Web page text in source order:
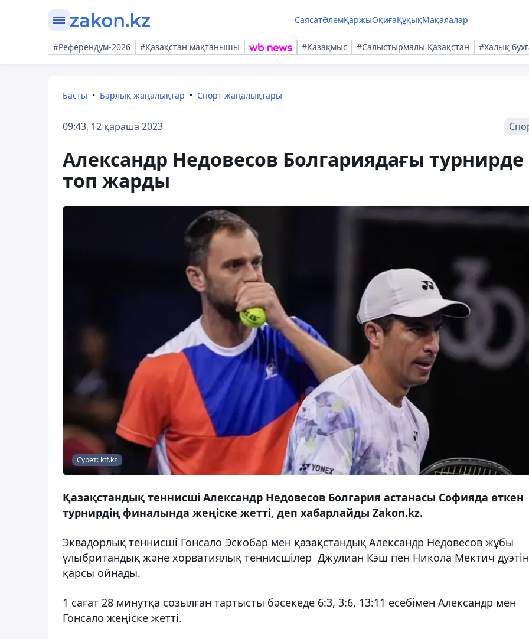
СаясатӘлемҚаржыОқиғаҚұқықМақалалар
#Референдум-2026 #Қазақстан мақтанышы #Қазақмыс #Салыстырмалы Қазақстан #Халық
Басты Барлық жаңалықтар Спорт жаңалықтары
09:43, 12 қараша 2023
Александр Недовесов Болгариядағы турнирде
топ жарды
Сурет: ktf.kz
Қазақстандық теннисші Александр Недовесов Болгария астанасы Софияда өткен
турнирдің финалында жеңіске жетті, деп хабарлайды Zakon.kz.
Эквадорлық теннисші Гонсало Эскобар мен қазақстандық Александр Недовесов жұбы
ұлыбритандық және хорватиялық теннисшілер Джулиан Кэш пен Никола Мектич
қарсы ойнады.
1 сағат 28 минутқа созылған тартысты бәсекеде 6:3, 3:6, 13:11 есебімен Александр мен
Гонсало жеңіске жетті.